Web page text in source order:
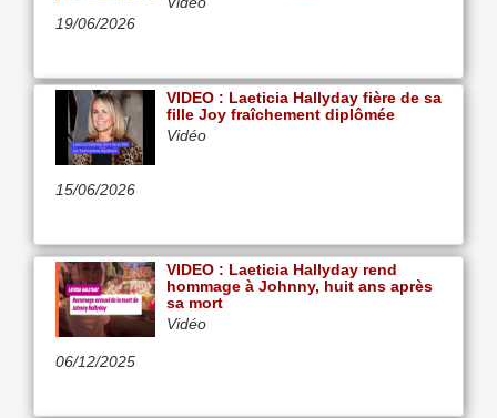
19/06/2026
15/06/2026
VIDEO : Laeticia Hallyday fière de sa
fille Joy fraîchement diplômée
Vidéo
06/12/2025
VIDEO : Laeticia Hallyday rend
hommage à Johnny, huit ans après
sa mort
Vidéo